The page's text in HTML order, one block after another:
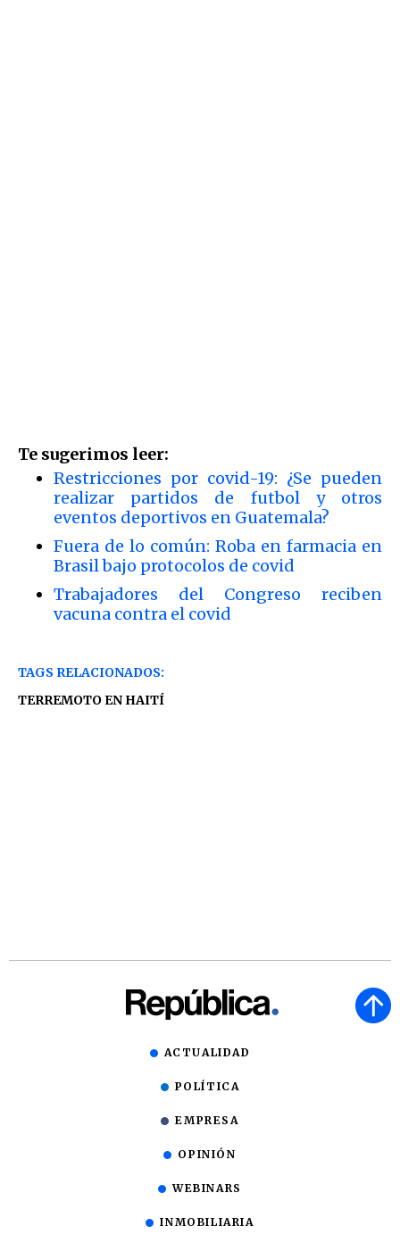
Te sugerimos leer:
Restricciones por covid-19: ¿Se pueden
realizar partidos de futbol y otros
eventos deportivos en Guatemala?
Fuera de lo común: Roba en farmacia en
Brasil bajo protocolos de covid
Trabajadores del Congreso reciben
vacuna contra el covid
TAGS RELACIONADOS:
TERREMOTO EN HAITÍ
ACTUALIDAD
POLÍTICA
EMPRESA
OPINIÓN
WEBINARS
INMOBILIARIA